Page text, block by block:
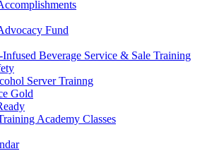
Fund
Beverage Service & Sale Training
Server Trainng
Gold
Academy Classes